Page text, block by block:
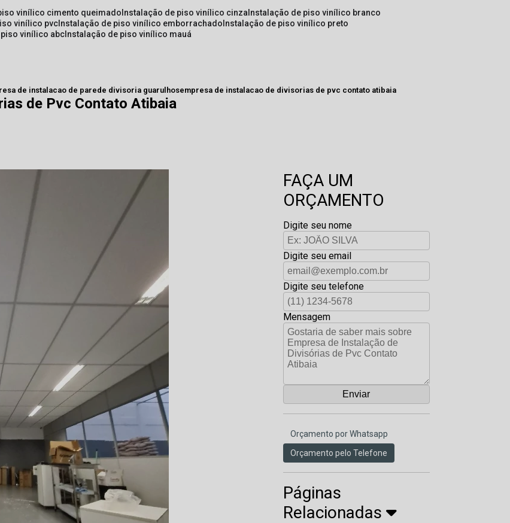
vinílico cimento queimado instalação de piso vinílico cinza instalação de piso vinílico branco
vinílico pvc instalação de piso vinílico emborrachado instalação de piso vinílico preto
piso vinílico abc instalação de piso vinílico mauá
de instalacao de parede divisoria guarulhosempresa de instalacao de divisorias de pvc contato atibaia
de Pvc Contato Atibaia
FAÇA UM
ORÇAMENTO
Digite seu nome
Digite seu email
Digite seu telefone
Mensagem
Orçamento por Whatsapp
Orçamento pelo Telefone
Páginas
Relacionadas